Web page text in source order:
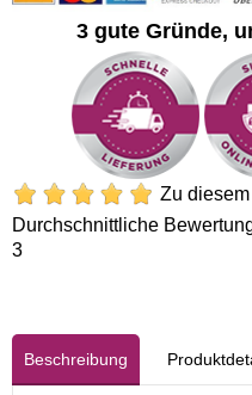
3 gute Gründe,
Zu
Durchschnittliche
3
Beschreibung